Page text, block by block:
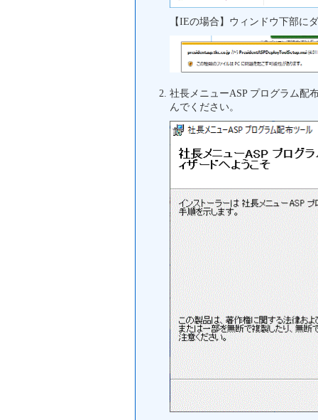
【IEの場合】ウィンドウ下部に
社長メニューASP プログラム配
んでください。